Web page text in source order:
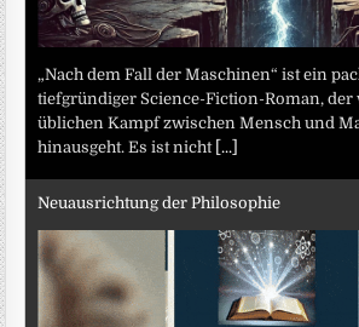
„Nach dem Fall der Maschinen“ ist ein
tiefgründiger Science-Fiction-Roman, der
üblichen Kampf zwischen Mensch und
hinausgeht. Es ist nicht [...]
Neuausrichtung der Philosophie